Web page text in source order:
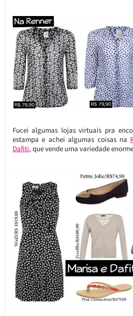
Fucei algumas lojas virtuais pra
estampa e achei algumas coisas na
Dafiti, que vende uma variedade